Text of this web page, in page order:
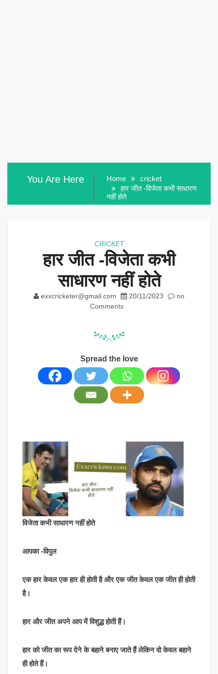
You Are Here Home
cricket
हार जीत -विजेता कभी साधारण
नहीं होते
CRICKET
हार जीत -विजेता कभी
साधारण नहीं होते
exxcricketer@gmail.com 20/11/2023
no
Comments
Spread the love
विजेता कभी साधारण नहीं होते
आपका -विपुल
एक हार केवल एक हार ही होती है और एक जीत केवल एक जीत ही होती
है।
हार और जीत अपने आप में विशुद्ध होती हैं।
हार को जीत का रूप देने के बहाने बनाए जाते हैं लेकिन वो केवल बहाने
ही होते हैं।